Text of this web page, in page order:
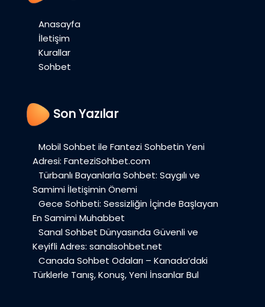
Anasayfa
İletişim
Kurallar
Sohbet
Son Yazılar
Mobil Sohbet ile Fantezi Sohbetin Yeni
Adresi: FanteziSohbet.com
Türbanlı Bayanlarla Sohbet: Saygılı ve
Samimi İletişimin Önemi
Gece Sohbeti: Sessizliğin İçinde Başlayan
En Samimi Muhabbet
Sanal Sohbet Dünyasında Güvenli ve
Keyifli Adres: sanalsohbet.net
Canada Sohbet Odaları – Kanada’daki
Türklerle Tanış, Konuş, Yeni İnsanlar Bul